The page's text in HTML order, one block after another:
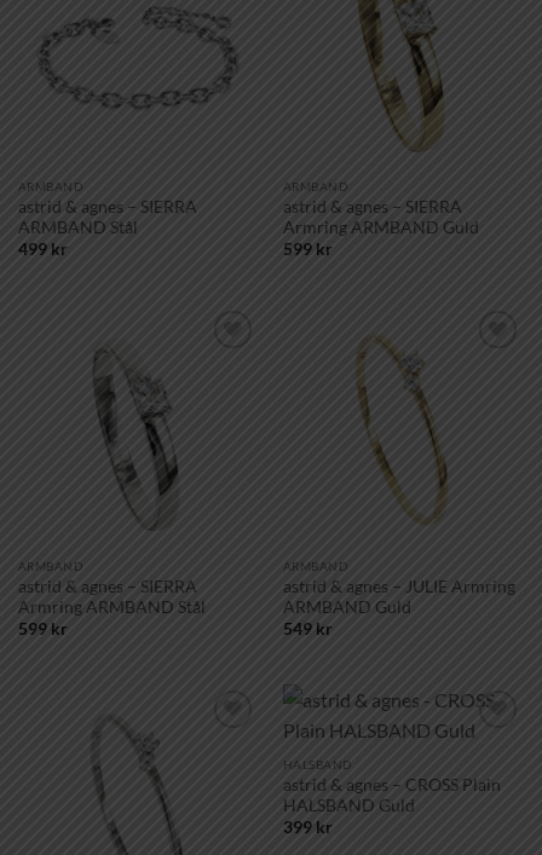
ARMBAND
astrid & agnes – SIERRA
ARMBAND Stål
499 kr
ARMBAND
astrid & agnes – SIERRA
Armring ARMBAND Guld
599 kr
ARMBAND
astrid & agnes – SIERRA
Armring ARMBAND Stål
599 kr
ARMBAND
astrid & agnes – JULIE Armring
ARMBAND Guld
549 kr
HALSBAND
astrid & agnes – CROSS Plain
HALSBAND Guld
399 kr